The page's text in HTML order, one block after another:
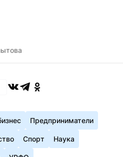
Предприниматели
Спорт Наука